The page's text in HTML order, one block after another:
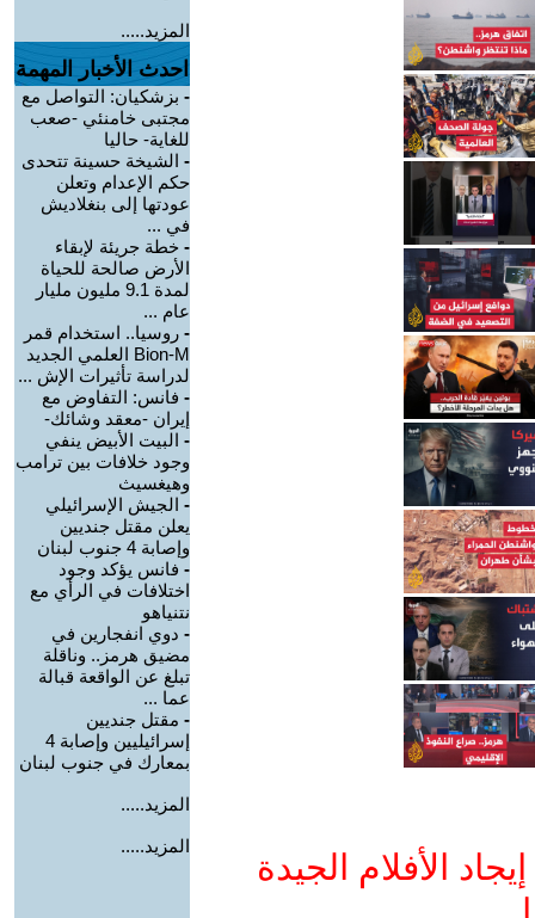
الأفلام الجيدة
المزيد.....
احدث الأخبار المهمة
- بزشكيان: التواصل مع
مجتبى خامنئي -صعب
للغاية- حاليا
- الشيخة حسينة تتحدى
حكم الإعدام وتعلن
عودتها إلى بنغلاديش
في ...
- خطة جريئة لإبقاء
الأرض صالحة للحياة
لمدة 9.1 مليون مليار
عام ...
- روسيا.. استخدام قمر
Bion-M العلمي الجديد
لدراسة تأثيرات الإش ...
- فانس: التفاوض مع
إيران -معقد وشائك-
- البيت الأبيض ينفي
وجود خلافات بين ترامب
وهيغسيث
- الجيش الإسرائيلي
يعلن مقتل جنديين
وإصابة 4 جنوب لبنان
- فانس يؤكد وجود
اختلافات في الرأي مع
نتنياهو
- دوي انفجارين في
مضيق هرمز.. وناقلة
تبلغ عن الواقعة قبالة
عما ...
- مقتل جنديين
إسرائيليين وإصابة 4
بمعارك في جنوب لبنان
المزيد.....
المزيد.....